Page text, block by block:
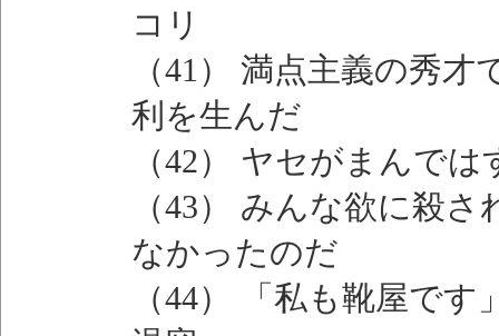
コリ
（41） 満点主義の秀
利を生んだ
（42） ヤセがまんで
（43） みんな欲に殺
なかったのだ
（44） 「私も靴屋で